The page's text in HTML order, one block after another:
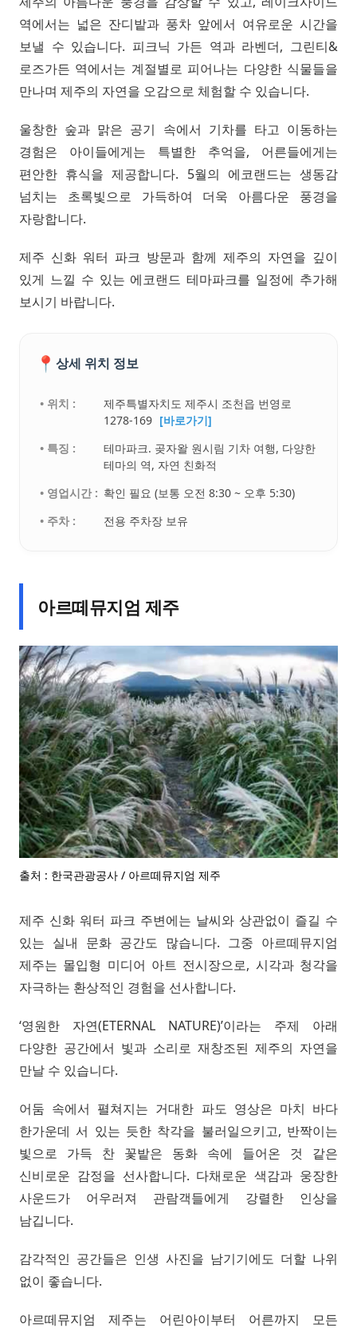
역에서는 넓은 잔디밭과 풍차 앞에서 여유로운 시간을
보낼 수 있습니다. 피크닉 가든 역과 라벤더, 그린티&
로즈가든 역에서는 계절별로 피어나는 다양한 식물들을
만나며 제주의 자연을 오감으로 체험할 수 있습니다.
울창한 숲과 맑은 공기 속에서 기차를 타고 이동하는
경험은 아이들에게는 특별한 추억을, 어른들에게는
편안한 휴식을 제공합니다. 5월의 에코랜드는 생동감
넘치는 초록빛으로 가득하여 더욱 아름다운 풍경을
자랑합니다.
제주 신화 워터 파크 방문과 함께 제주의 자연을 깊이
있게 느낄 수 있는 에코랜드 테마파크를 일정에 추가해
보시기 바랍니다.
📍 상세 위치 정보
• 위치 :
제주특별자치도 제주시 조천읍 번영로
1278-169 [바로가기]
• 특징 :
테마파크. 곶자왈 원시림 기차 여행, 다양한
테마의 역, 자연 친화적
• 영업시간 : 확인 필요 (보통 오전 8:30 ~ 오후 5:30)
• 주차 :
전용 주차장 보유
아르떼뮤지엄 제주
출처 : 한국관광공사 / 아르떼뮤지엄 제주
제주 신화 워터 파크 주변에는 날씨와 상관없이 즐길 수
있는 실내 문화 공간도 많습니다. 그중 아르떼뮤지엄
제주는 몰입형 미디어 아트 전시장으로, 시각과 청각을
자극하는 환상적인 경험을 선사합니다.
‘영원한 자연(ETERNAL NATURE)’이라는 주제 아래
다양한 공간에서 빛과 소리로 재창조된 제주의 자연을
만날 수 있습니다.
어둠 속에서 펼쳐지는 거대한 파도 영상은 마치 바다
한가운데 서 있는 듯한 착각을 불러일으키고, 반짝이는
빛으로 가득 찬 꽃밭은 동화 속에 들어온 것 같은
신비로운 감정을 선사합니다. 다채로운 색감과 웅장한
사운드가 어우러져 관람객들에게 강렬한 인상을
남깁니다.
감각적인 공간들은 인생 사진을 남기기에도 더할 나위
없이 좋습니다.
아르떼뮤지엄 제주는 어린아이부터 어른까지 모든